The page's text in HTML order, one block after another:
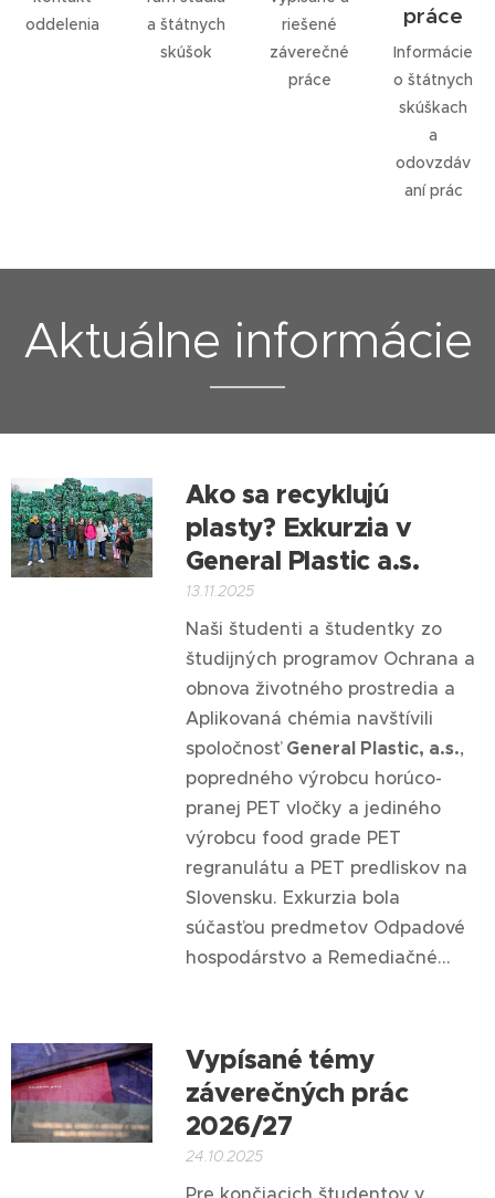
oddelenia
a štátnych
skúšok
riešené
záverečné
práce
práce
Informácie
o štátnych
skúškach
a
odovzdáv
aní prác
Aktuálne informácie
Ako sa recyklujú
plasty? Exkurzia v
General Plastic a.s.
13.11.2025
Naši študenti a študentky zo
študijných programov Ochrana a
obnova životného prostredia a
Aplikovaná chémia navštívili
spoločnosť General Plastic, a.s.,
popredného výrobcu horúco-
pranej PET vločky a jediného
výrobcu food grade PET
regranulátu a PET predliskov na
Slovensku. Exkurzia bola
súčasťou predmetov Odpadové
hospodárstvo a Remediačné...
Vypísané témy
záverečných prác
2026/27
24.10.2025
Pre končiacich študentov v